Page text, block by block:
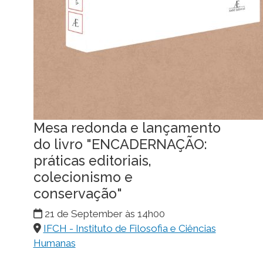
Mesa redonda e lançamento
do livro "ENCADERNAÇÃO:
práticas editoriais,
colecionismo e
conservação"
21 de September às 14h00
IFCH - Instituto de Filosofia e Ciências
Humanas